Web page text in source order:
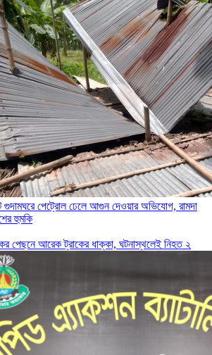
গুদামঘরে পেট্রোল ঢেলে আগুন দেওয়ার অভিযোগ, রামদা
হুমকি
পেছনে আরেক ট্রাকের ধাক্কা, ঘটনাস্থলেই নিহত ২